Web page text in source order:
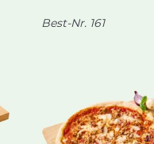
, verfeinert mit
Best-Nr. 161